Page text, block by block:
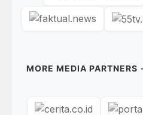
MORE MEDIA